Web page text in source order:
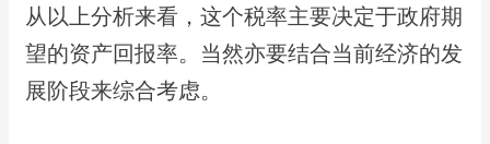
从以上分析来看，这个税率主要决定于政府期
望的资产回报率。当然亦要结合当前经济的发
展阶段来综合考虑。